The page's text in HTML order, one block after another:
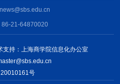
news@sbs.edu.cn
86-21-64870020
持：上海商学院信息化办公室
号